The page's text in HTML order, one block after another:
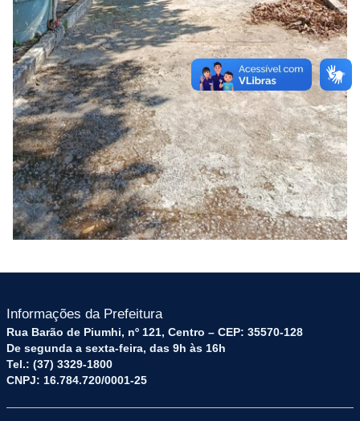
Informações da Prefeitura
Rua Barão de Piumhi, nº 121, Centro – CEP: 35570-128
De segunda a sexta-feira, das 9h às 16h
Tel.: (37) 3329-1800
CNPJ: 16.784.720/0001-25